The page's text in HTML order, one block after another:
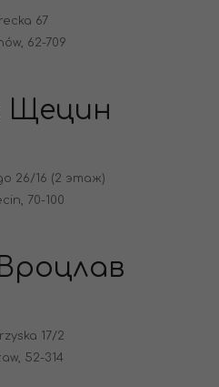
67
62-709
Щецин
26/16 (2 этаж)
70-100
17/2
52-314